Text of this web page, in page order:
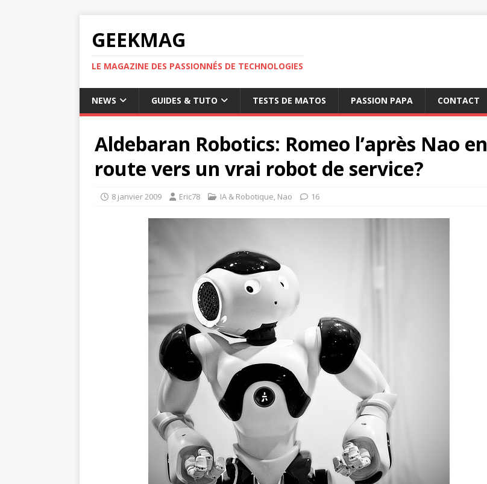
GEEKMAG
LE MAGAZINE DES PASSIONNÉS DE TECHNOLOGIES
NEWS GUIDES & TUTO TESTS DE MATOS PASSION PAPA CONTACT
Aldebaran Robotics: Romeo l’après Nao en
route vers un vrai robot de service?
8 janvier 2009 Eric78 IA & Robotique, Nao 16